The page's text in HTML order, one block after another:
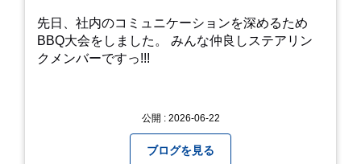
先日、社内のコミュニケーションを深めるため
BBQ大会をしました。 みんな仲良しステアリン
クメンバーですっ!!!
公開 : 2026-06-22
ブログを見る